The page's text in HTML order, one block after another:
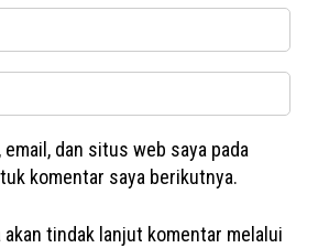
email, dan situs web saya pada
komentar saya berikutnya.
akan tindak lanjut komentar melalui